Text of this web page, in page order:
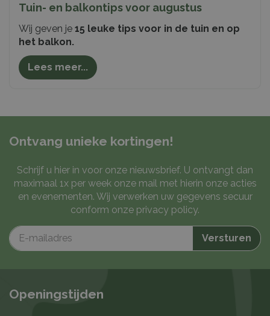
Tuin- en balkontips voor augustus
Wij geven je 15 leuke tips voor in de tuin en op
het balkon.
Lees meer...
Ontvang unieke kortingen!
Schrijf u hier in voor onze nieuwsbrief. U ontvangt dan
maximaal 1x per week onze mail met hierin onze acties
en evenementen. Wij verwerken uw gegevens secuur
conform onze privacy policy.
Openingstijden